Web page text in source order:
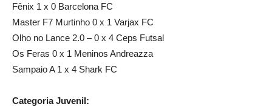
Fênix 1 x 0 Barcelona FC
Master F7 Murtinho 0 x 1 Varjax FC
Olho no Lance 2.0 – 0 x 4 Ceps Futsal
Os Feras 0 x 1 Meninos Andreazza
Sampaio A 1 x 4 Shark FC
Categoria Juvenil: